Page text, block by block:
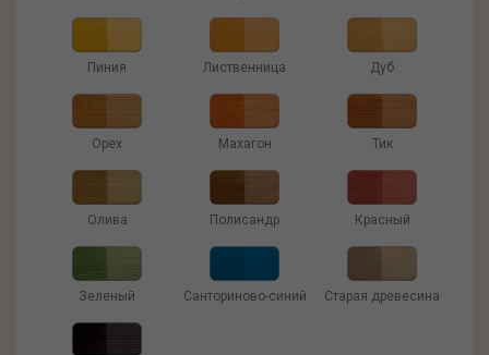
Пиния Лиственница Дуб
Орех Махагон Тик
Олива Полисандр Красный
Зеленый Санториново-синий Старая древесина